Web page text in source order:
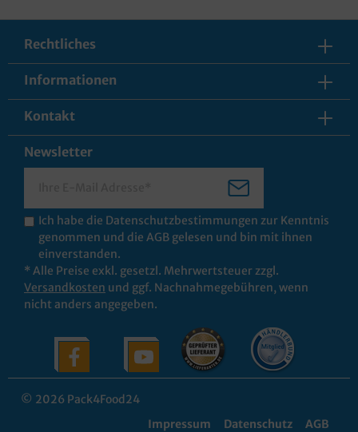
Rechtliches
Informationen
Kontakt
Newsletter
Ich habe die Datenschutzbestimmungen zur Kenntnis
genommen und die AGB gelesen und bin mit ihnen
einverstanden.
* Alle Preise exkl. gesetzl. Mehrwertsteuer zzgl.
Versandkosten und ggf. Nachnahmegebühren, wenn
nicht anders angegeben.
© 2026 Pack4Food24
Impressum
Datenschutz AGB